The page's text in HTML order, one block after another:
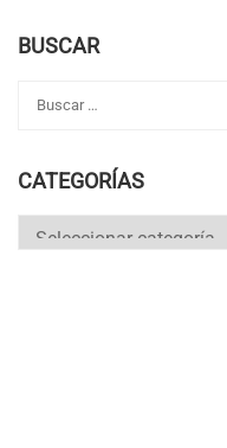
BUSCAR
CATEGORÍAS
Categorías